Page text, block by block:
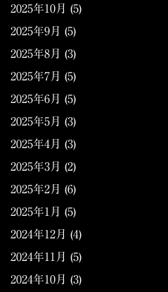
2025年10月 (5)
2025年9月 (5)
2025年8月 (3)
2025年7月 (5)
2025年6月 (5)
2025年5月 (3)
2025年4月 (3)
2025年3月 (2)
2025年2月 (6)
2025年1月 (5)
2024年12月 (4)
2024年11月 (5)
2024年10月 (3)